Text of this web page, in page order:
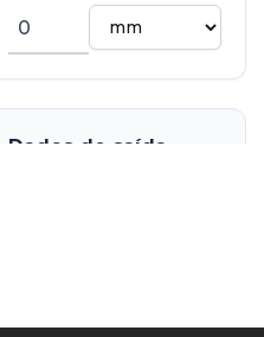
Dados de saída